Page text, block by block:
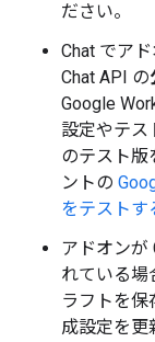
ださい。
Chat でア
Chat API の
Google
設定やテス
のテスト版
ントの
をテストす
アドオンが
れている場
ラフトを保
成設定を更